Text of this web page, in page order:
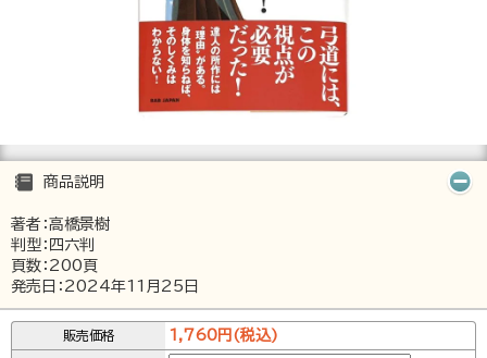
商品説明
著者：高橋景樹
判型：四六判
頁数：200頁
発売日：2024年11月25日
販売価格 1,760円(税込)